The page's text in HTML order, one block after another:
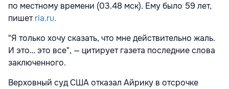
по местному времени (03.48 мск). Ему было 59 лет,
пишетria.ru.
"Я только хочу сказать, что мне действительно жаль.
И это… это все", — цитирует газета последние слова
заключенного.
Верховный суд США отказал Айрику в отсрочке